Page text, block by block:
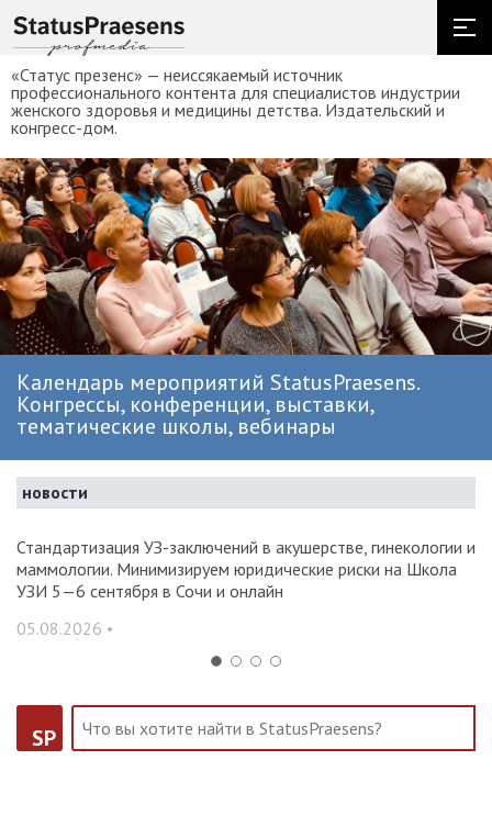
«Статус презенс» — неиссякаемый источник
профессионального контента для специалистов индустрии
женского здоровья и медицины детства. Издательский и
конгресс-дом.
Календарь мероприятий StatusPraesens.
Конгрессы, конференции, выставки,
тематические школы, вебинары
новости
Стандартизация УЗ-заключений в акушерстве, гинекологии и
маммологии. Минимизируем юридические риски на Школа
УЗИ 5—6 сентября в Сочи и онлайн
05.08.2026 •
SP